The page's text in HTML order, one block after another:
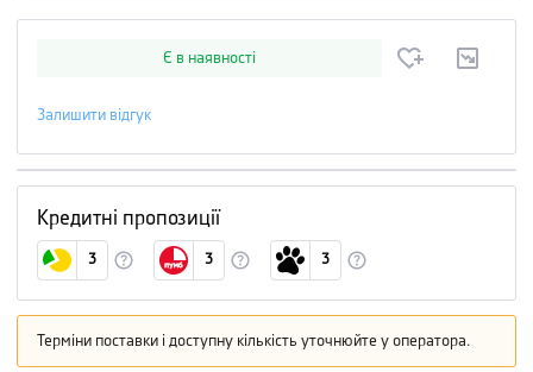
Є в наявності
Залишити відгук
Кредитні пропозиції
3 3 3
Терміни поставки і доступну кількість уточнюйте у оператора.